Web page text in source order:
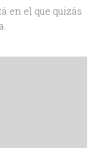
en el que quizás